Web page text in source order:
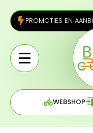
PROMOTIES EN
WEBSHOP